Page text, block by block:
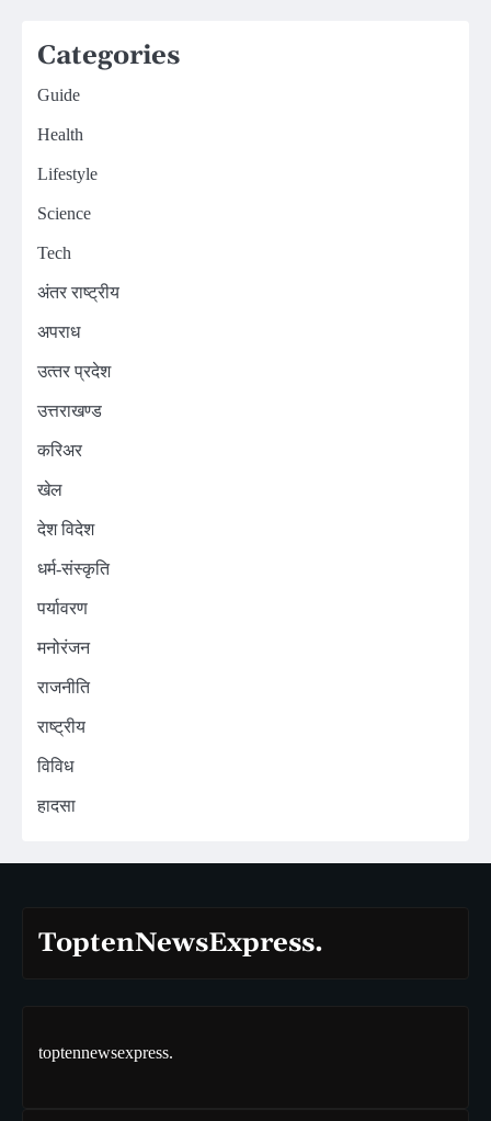
Categories
Guide
Health
Lifestyle
Science
Tech
अंतर राष्ट्रीय
अपराध
उत्‍तर प्रदेश
उत्तराखण्ड
करिअर
खेल
देश विदेश
धर्म-संस्कृति
पर्यावरण
मनोरंजन
राजनीति
राष्ट्रीय
विविध
हादसा
ToptenNewsExpress.
toptennewsexpress.